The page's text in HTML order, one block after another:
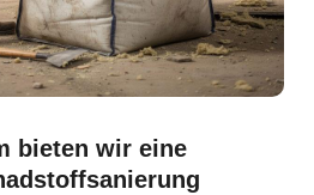
bieten wir eine